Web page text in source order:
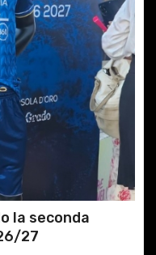
la seconda
27